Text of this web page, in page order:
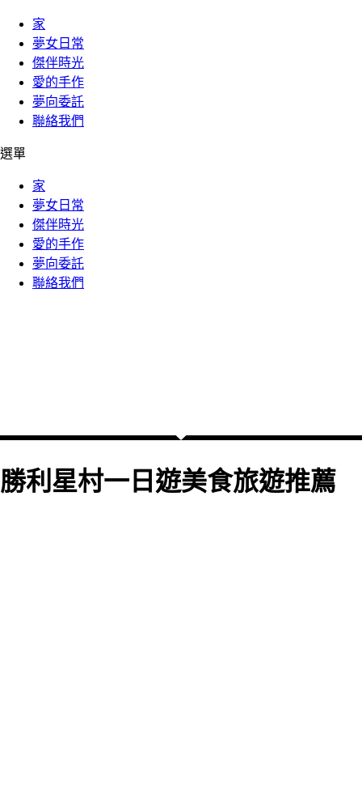
家
夢女日常
傑伴時光
愛的手作
夢向委託
聯絡我們
選單
家
夢女日常
傑伴時光
愛的手作
夢向委託
聯絡我們
勝利星村一日遊美食旅遊推薦